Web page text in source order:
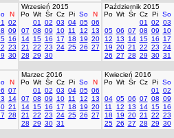
N
02
09
16
23
30
Wrzesień 2015
Po Wt Śr Cz Pi So
N
01
02 03 04 05 06
07 08 09 10 11 12
13
14 15 16 17 18 19 20
21
22 23 24 25 26 27
28 29 30
Październik 2015
Po Wt Śr Cz Pi So
01
02 03
05 06 07 08 09 10
12
13 14 15 16 17
19 20 21 22 23 24
26 27 28 29 30 31
N
07
14
21
28
Marzec 2016
Po Wt Śr Cz Pi So
N
01
02 03 04 05 06
07 08 09 10 11 12
13
14 15 16 17 18 19 20
21
22 23 24 25 26 27
28 29 30 31
Kwiecień 2016
Po Wt Śr Cz Pi So
01
02
04 05 06 07 08 09
11
12 13 14 15 16
18
19 20 21 22 23
25 26 27 28 29 30